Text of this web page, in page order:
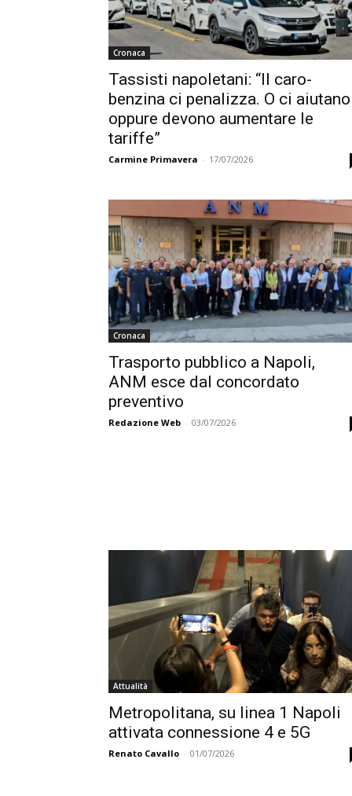
Cronaca
Tassisti napoletani: “Il caro-
benzina ci penalizza. O ci aiutano
oppure devono aumentare le
tariffe”
Carmine Primavera - 17/07/2026
Cronaca
Trasporto pubblico a Napoli,
ANM esce dal concordato
preventivo
Redazione Web - 03/07/2026
Attualità
Metropolitana, su linea 1 Napoli
attivata connessione 4 e 5G
Renato Cavallo - 01/07/2026